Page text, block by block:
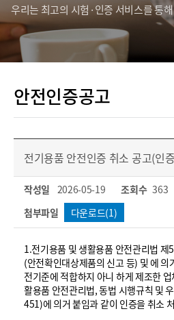
우리는 최고의 시험·인증 서비스를 통
안전인증공고
전기용품 안전인증 취소 공고(인
작성일 2026-05-19 조회수 363
첨부파일
다운로드(1)
1.전기용품 및 생활용품 안전관리법
(안전확인대상제품의 신고 등) 및 에 의
전기준에 적합하지 아니 하게 제조한
활용품 안전관리법, 동법 시행규칙 및
451)에 의거 붙임과 같이 인증을 취소